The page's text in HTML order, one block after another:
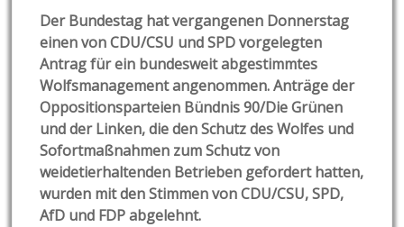
Der Bundestag hat vergangenen Donnerstag
einen von CDU/CSU und SPD vorgelegten
Antrag für ein bundesweit abgestimmtes
Wolfsmanagement angenommen. Anträge der
Oppositionsparteien Bündnis 90/Die Grünen
und der Linken, die den Schutz des Wolfes und
Sofortmaßnahmen zum Schutz von
weidetierhaltenden Betrieben gefordert hatten,
wurden mit den Stimmen von CDU/CSU, SPD,
AfD und FDP abgelehnt.